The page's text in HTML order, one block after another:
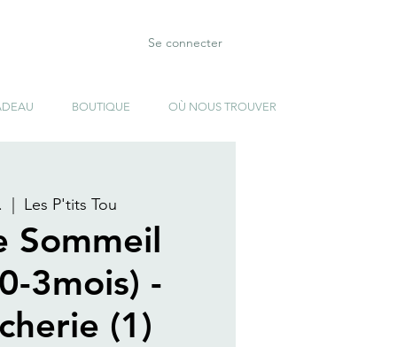
Se connecter
BOUTIQUE OÙ NOUS TROUVER
Les P'tits Tou
Sommeil
3mois) -
(1)